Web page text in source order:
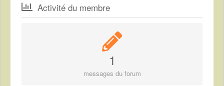
Activité du membre
1
messages du forum